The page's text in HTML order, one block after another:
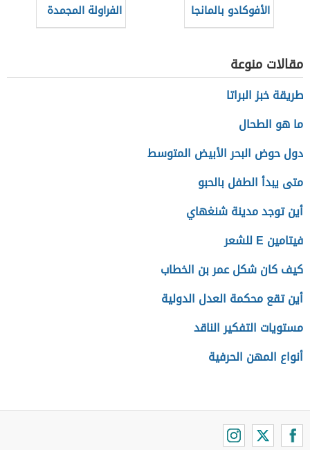
الأفوكادو بالمانجا
الفراولة المجمدة
مقالات منوعة
طريقة خبز البراتا
ما هو الطحال
دول حوض البحر الأبيض المتوسط
متى يبدأ الطفل بالحبو
أين توجد مدينة شنغهاي
فيتامين E للشعر
كيف كان شكل عمر بن الخطاب
أين تقع محكمة العدل الدولية
مستويات التفكير الناقد
أنواع المهن الحرفية